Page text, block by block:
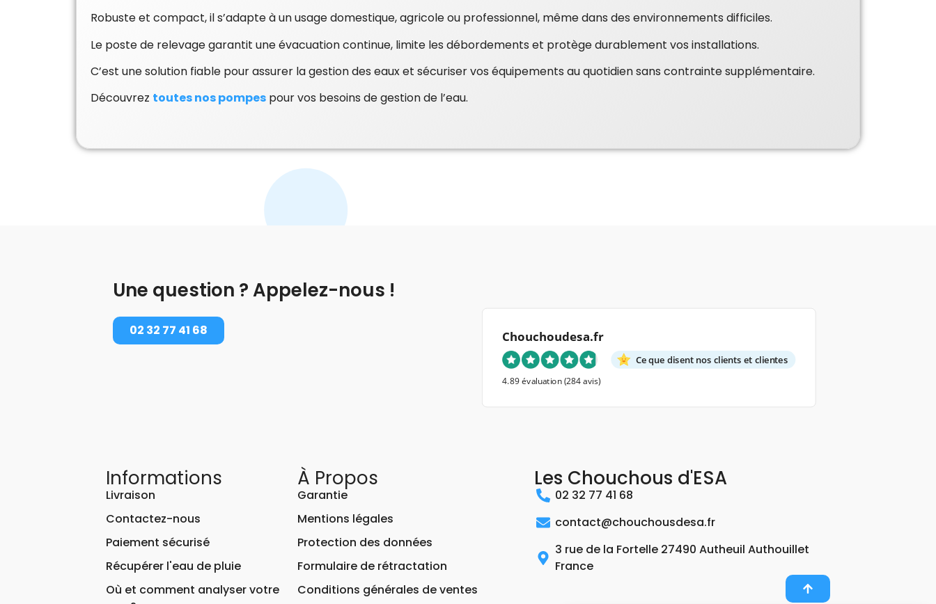
Robuste et compact, il s’adapte à un usage domestique, agricole ou professionnel, même dans des environnements difficiles.
Le poste de relevage garantit une évacuation continue, limite les débordements et protège durablement vos installations.
C’est une solution fiable pour assurer la gestion des eaux et sécuriser vos équipements au quotidien sans contrainte supplémentaire.
Découvrez toutes nos pompes pour vos besoins de gestion de l’eau.
Une question ? Appelez-nous !
02 32 77 41 68 Chouchoudesa.fr
Ce que disent nos clients et clientes
4.89 évaluation(284 avis)
Informations
Livraison
Contactez-nous
Paiement sécurisé
Récupérer l'eau de pluie
Où et comment analyser votre
À Propos
Garantie
Mentions légales
Protection des données
Formulaire de rétractation
Conditions générales de ventes
Les Chouchous d'ESA
02 32 77 41 68
contact@chouchousdesa.fr
3 rue de la Fortelle 27490 Autheuil Authouillet
France